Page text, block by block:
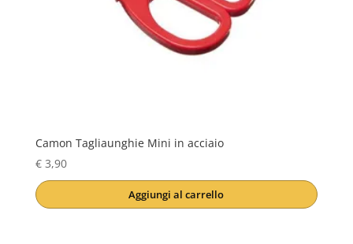
Camon Tagliaunghie Mini in acciaio
€3,90
Aggiungi al carrello